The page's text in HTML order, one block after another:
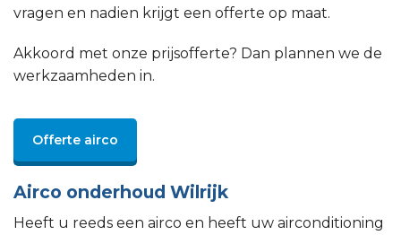
vragen en nadien krijgt een offerte op maat.
Akkoord met onze prijsofferte? Dan plannen we de
werkzaamheden in.
Offerte airco
Airco onderhoud Wilrijk
Heeft u reeds een airco en heeft uw airconditioning